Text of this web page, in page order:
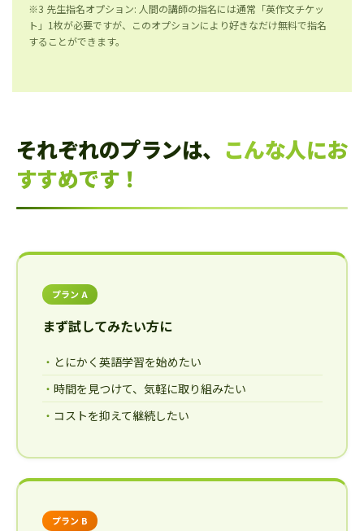
※3 先生指名オプション: 人間の講師の指名には通常「英作文チケッ
ト」1枚が必要ですが、このオプションにより好きなだけ無料で指名
することができます。
それぞれのプランは、 こんな人にお
すすめです！
プラン A
まず試してみたい方に
とにかく英語学習を始めたい
時間を見つけて、気軽に取り組みたい
コストを抑えて継続したい
プラン B